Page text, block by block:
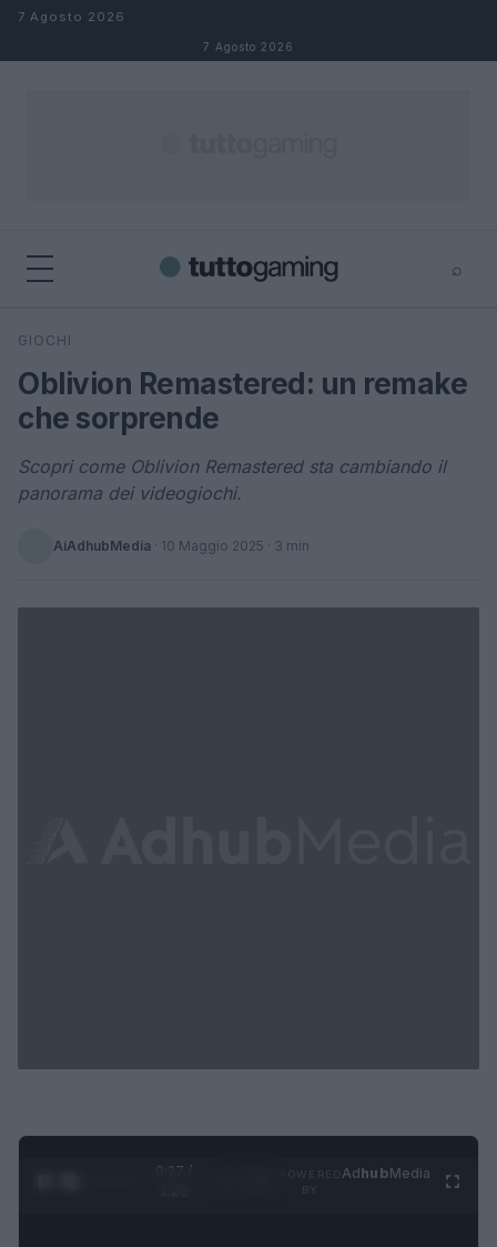
Salta al contenuto
7 Agosto 2026
7 Agosto 2026
⌕
Cerca
GIOCHI
Oblivion Remastered: un remake
che sorprende
Scopri come Oblivion Remastered sta cambiando il
panorama dei videogiochi.
AiAdhubMedia · 10 Maggio 2025 · 3 min
0:28 /
AdhubMedia